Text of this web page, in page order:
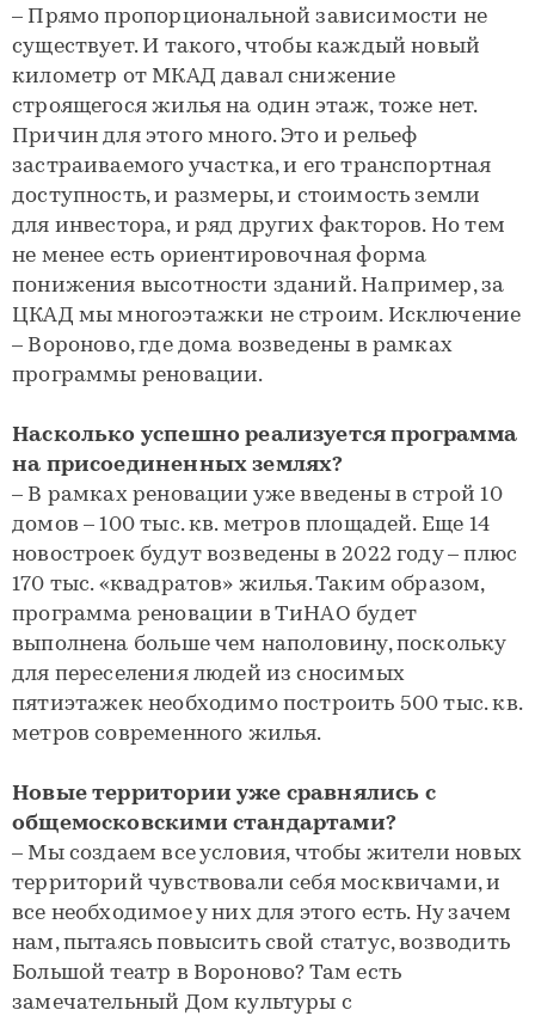
– Прямо пропорциональной зависимости не
существует. И такого, чтобы каждый новый
километр от МКАД давал снижение
строящегося жилья на один этаж, тоже нет.
Причин для этого много. Это и рельеф
застраиваемого участка, и его транспортная
доступность, и размеры, и стоимость земли
для инвестора, и ряд других факторов. Но тем
не менее есть ориентировочная форма
понижения высотности зданий. Например, за
ЦКАД мы многоэтажки не строим. Исключение
– Вороново, где дома возведены в рамках
программы реновации.
Насколько успешно реализуется программа
на присоединенных землях?
– В рамках реновации уже введены в строй 10
домов – 100 тыс. кв. метров площадей. Еще 14
новостроек будут возведены в 2022 году – плюс
170 тыс. «квадратов» жилья. Таким образом,
программа реновации в ТиНАО будет
выполнена больше чем наполовину, поскольку
для переселения людей из сносимых
пятиэтажек необходимо построить 500 тыс. кв.
метров современного жилья.
Новые территории уже сравнялись с
общемосковскими стандартами?
– Мы создаем все условия, чтобы жители новых
территорий чувствовали себя москвичами, и
все необходимое у них для этого есть. Ну зачем
нам, пытаясь повысить свой статус, возводить
Большой театр в Вороново? Там есть
замечательный Дом культуры с